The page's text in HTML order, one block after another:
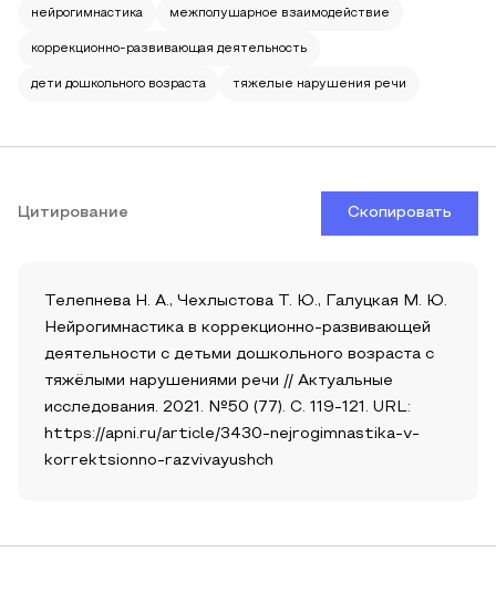
нейрогимнастика межполушарное взаимодействие
коррекционно-развивающая деятельность
дети дошкольного возраста тяжелые нарушения речи
Цитирование Скопировать
Телепнева Н. А., Чехлыстова Т. Ю., Галуцкая М. Ю.
Нейрогимнастика в коррекционно-развивающей
деятельности с детьми дошкольного возраста с
тяжёлыми нарушениями речи // Актуальные
исследования. 2021. №50 (77). С. 119-121. URL:
https://apni.ru/article/3430-nejrogimnastika-v-
korrektsionno-razvivayushch